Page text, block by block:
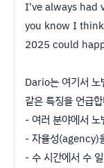
I've always had
you know I
2025 could
Dario는 여기서 노
같은 특징을 언급
- 여러 분야에서 노
- 자율성(agency)
- 수 시간에서 수